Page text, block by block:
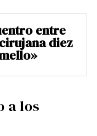
entre
diez
a los